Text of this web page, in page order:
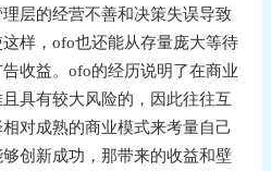
层的经营不善和决策失误导致
样，ofo也还能从存量庞大等待
收益。ofo的经历说明了在商业
具有较大风险的，因此往往互
对成熟的商业模式来考量自己
创新成功，那带来的收益和壁